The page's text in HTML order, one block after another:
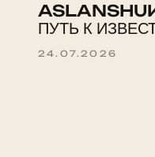
ПУТЬ К
24.07.2026